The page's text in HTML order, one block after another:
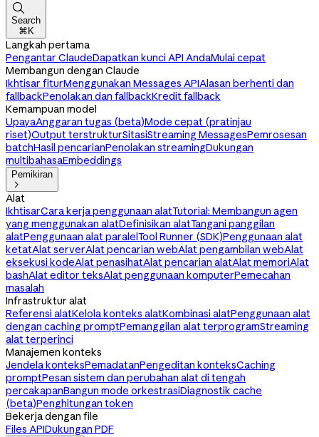

Search
⌘K
Langkah pertama
Pengantar ClaudeDapatkan kunci API AndaMulai cepat
Membangun dengan Claude
Ikhtisar fiturMenggunakan Messages APIAlasan berhenti dan
fallbackPenolakan dan fallbackKredit fallback
Kemampuan model
UpayaAnggaran tugas (beta)Mode cepat (pratinjau
riset)Output terstrukturSitasiStreaming MessagesPemrosesan
batchHasil pencarianPenolakan streamingDukungan
multibahasaEmbeddings
Pemikiran

Alat
IkhtisarCara kerja penggunaan alatTutorial: Membangun agen
yang menggunakan alatDefinisikan alatTangani panggilan
alatPenggunaan alat paralelTool Runner (SDK)Penggunaan alat
ketatAlat serverAlat pencarian webAlat pengambilan webAlat
eksekusi kodeAlat penasihatAlat pencarian alatAlat memoriAlat
bashAlat editor teksAlat penggunaan komputerPemecahan
masalah
Infrastruktur alat
Referensi alatKelola konteks alatKombinasi alatPenggunaan alat
dengan caching promptPemanggilan alat terprogramStreaming
alat terperinci
Manajemen konteks
Jendela konteksPemadatanPengeditan konteksCaching
promptPesan sistem dan perubahan alat di tengah
percakapanBangun mode orkestrasiDiagnostik cache
(beta)Penghitungan token
Bekerja dengan file
Files APIDukungan PDF